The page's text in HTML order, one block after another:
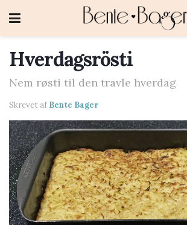
Hverdagsrösti
Nem røsti til den travle hverdag
Skrevet af Bente Bager